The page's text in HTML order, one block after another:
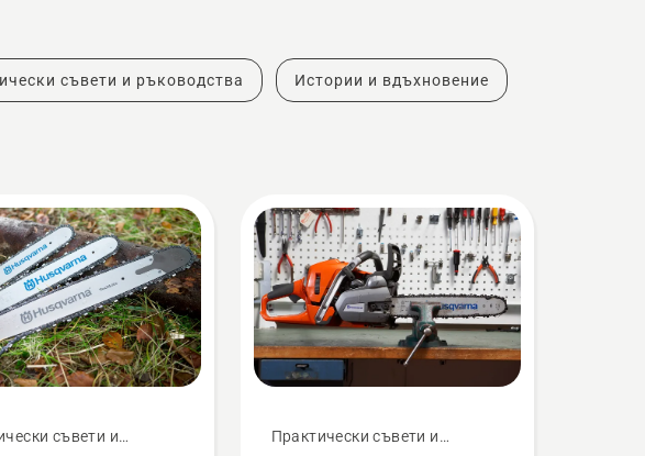
съвети и ръководства Истории и вдъхновение
съвети и
Практически съвети и